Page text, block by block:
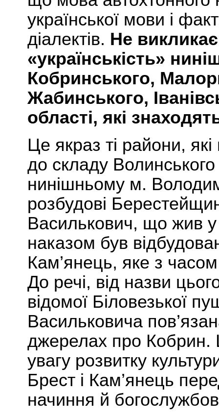
української мови і
діалектів. Не
«українськість»
Кобринського,
Жабинського,
області, які
Це якраз ті райони,
до складу Волинського
нинішньому м.
розбудові
Василькович, що жив у
наказом був
Кам’янець, яке з
До речі, від назви
відомої Біловезької
Васильковича
джерелах про Кобрин.
увагу розвитку
Брест і Кам’янець
начиння й